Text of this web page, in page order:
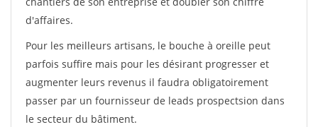
d'affaires.
Pour les meilleurs artisans, le bouche à oreille peut
parfois suffire mais pour les désirant progresser et
augmenter leurs revenus il faudra obligatoirement
passer par un fournisseur de leads prospectsion dans
le secteur du bâtiment.